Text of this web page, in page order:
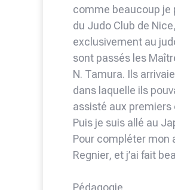
comme beaucoup je
du Judo Club de
exclusivement au
sont passés les
N. Tamura. Ils
dans laquelle ils
assisté aux premiers
Puis je suis allé au
Pour compléter mon
Regnier, et j’ai fait
Pédagogie